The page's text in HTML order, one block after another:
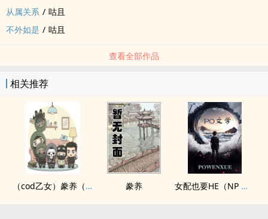
从属关系 / 咕且
不外如是 / 咕且
查看全部作品
相关推荐
（cod乙女）豢养（nph） 豢养 女配也要HE（NP 快穿）